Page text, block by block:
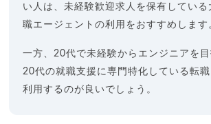
い人は、未経験歓迎求人を保有している
職エージェントの利用をおすすめします
一方、20代で未経験からエンジニアを目
20代の就職支援に専門特化している転
利用するのが良いでしょう。